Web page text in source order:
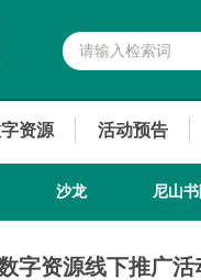
资源 活动预告
沙龙 尼山
资源线下推广活